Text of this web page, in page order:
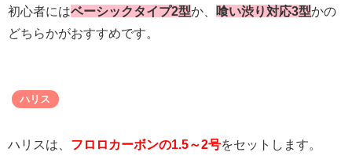
初心者にはベーシックタイプ2型か、 喰い渋り対応3型かの
どちらかがおすすめです。
ハリス
ハリスは、 フロロカーボンの1.5～2号をセットします。